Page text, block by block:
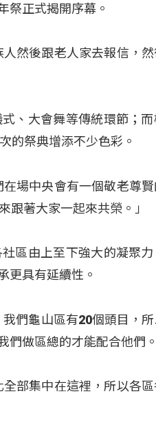
祭正式揭開序幕。
然後跟老人家去報信，
、大會舞等傳統環節；
的祭典增添不少色彩。
場中央會有一個敬老尊
跟著大家一起來共榮。」
區由上至下強大的凝聚
更具有延續性。
們龜山區有20個頭目，
做區總的才能配合他們。
部集中在這裡，所以各